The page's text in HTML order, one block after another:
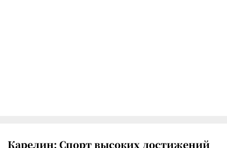
Карелин: Спорт высоких достижений